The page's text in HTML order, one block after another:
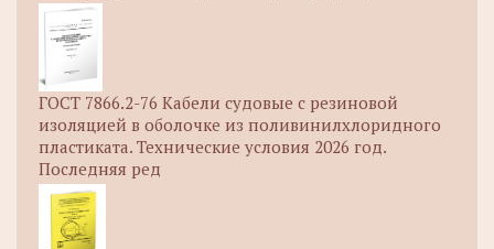
ГОСТ 7866.2-76 Кабели судовые с резиновой
изоляцией в оболочке из поливинилхлоридного
пластиката. Технические условия 2026 год.
Последняя ред